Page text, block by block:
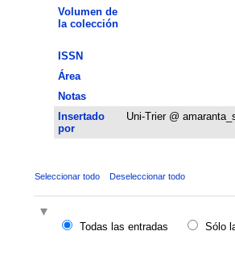
Volumen de
la colección
ISSN
Área
Notas
Insertado
por
Uni-Trier @
Seleccionar todo Deseleccionar todo
Todas las entradas
Sólo